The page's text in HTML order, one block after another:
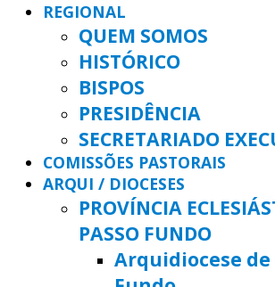
REGIONAL
QUEM SOMOS
HISTÓRICO
BISPOS
PRESIDÊNCIA
SECRETARIADO
COMISSÕES PASTORAIS
ARQUI / DIOCESES
PROVÍNCIA
PASSO FUNDO
Arquidiocese de